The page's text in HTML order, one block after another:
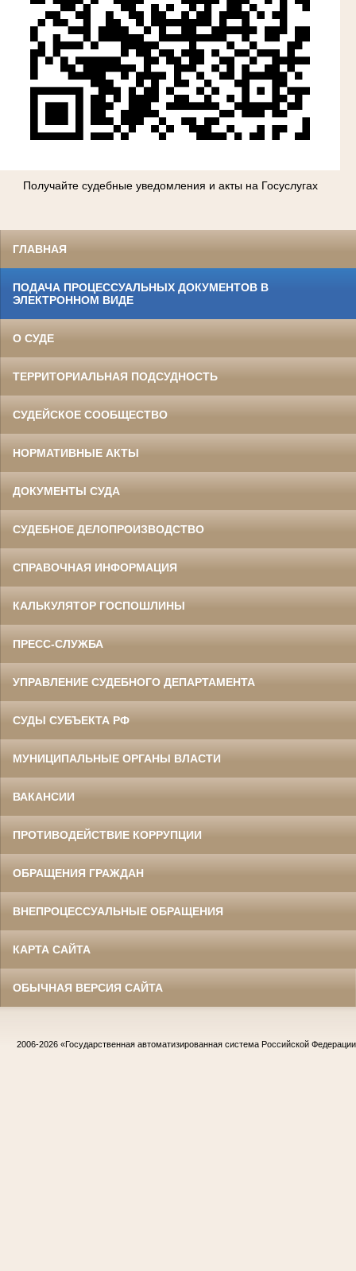
Получайте судебные уведомления и акты на Госуслугах
ГЛАВНАЯ
ПОДАЧА ПРОЦЕССУАЛЬНЫХ ДОКУМЕНТОВ В
ЭЛЕКТРОННОМ ВИДЕ
О СУДЕ
ТЕРРИТОРИАЛЬНАЯ ПОДСУДНОСТЬ
СУДЕЙСКОЕ СООБЩЕСТВО
НОРМАТИВНЫЕ АКТЫ
ДОКУМЕНТЫ СУДА
СУДЕБНОЕ ДЕЛОПРОИЗВОДСТВО
СПРАВОЧНАЯ ИНФОРМАЦИЯ
КАЛЬКУЛЯТОР ГОСПОШЛИНЫ
ПРЕСС-СЛУЖБА
УПРАВЛЕНИЕ СУДЕБНОГО ДЕПАРТАМЕНТА
СУДЫ СУБЪЕКТА РФ
МУНИЦИПАЛЬНЫЕ ОРГАНЫ ВЛАСТИ
ВАКАНСИИ
ПРОТИВОДЕЙСТВИЕ КОРРУПЦИИ
ОБРАЩЕНИЯ ГРАЖДАН
ВНЕПРОЦЕССУАЛЬНЫЕ ОБРАЩЕНИЯ
КАРТА САЙТА
ОБЫЧНАЯ ВЕРСИЯ САЙТА
2006-2026 «Государственная автоматизированная система Российской